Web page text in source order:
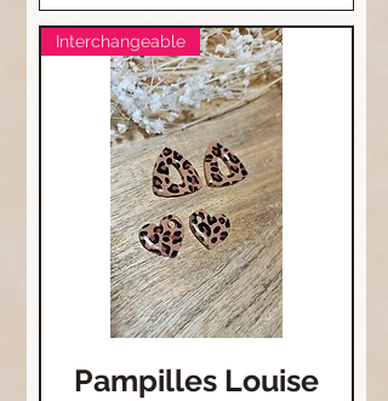
Interchangeable
Pampilles Louise